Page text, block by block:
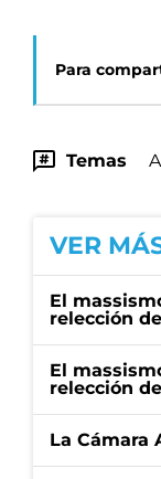
Para
Temas
VER
El
relección
El
relección
La Cámara